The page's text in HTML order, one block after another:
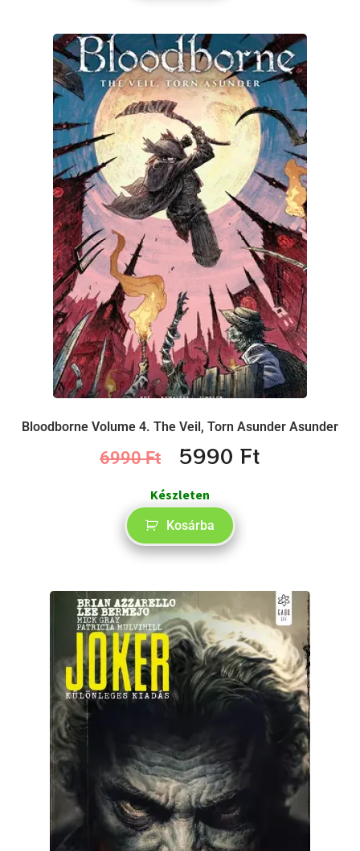
Bloodborne Volume 4. The Veil, Torn Asunder Asunder
6990Ft 5990 Ft
Készleten
Kosárba